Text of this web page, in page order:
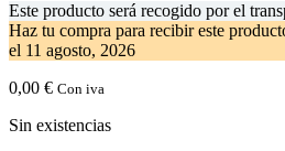
Este producto será recogido por el
Haz tu compra para recibir este
el 11 agosto, 2026
0,00 € Con iva
Sin existencias